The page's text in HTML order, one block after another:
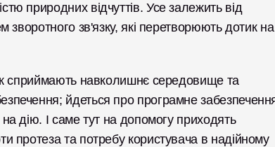
природних відчуттів. Усе залежить від
зворотного зв'язку, які перетворюють дотик на
сприймають навколишнє середовище та
йдеться про програмне
дію. І саме тут на допомогу приходять
протеза та потребу користувача в надійному